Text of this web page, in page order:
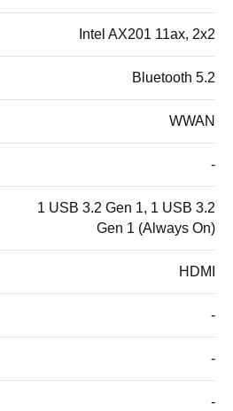
Intel AX201 11ax, 2x2
Bluetooth 5.2
WWAN
-
1 USB 3.2 Gen 1, 1 USB 3.2
Gen 1 (Always On)
HDMI
-
-
-